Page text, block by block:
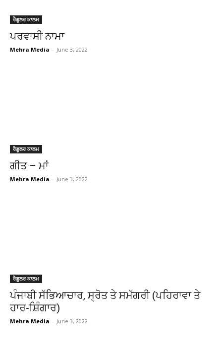
ਰੈਗੂਲਰ ਕਾਲਮ
ਪਰਵਾਸੀ ਨਾਮਾ
Mehra Media - June 3, 2022
ਰੈਗੂਲਰ ਕਾਲਮ
ਗੀਤ – ਮਾਂ
Mehra Media - June 3, 2022
ਰੈਗੂਲਰ ਕਾਲਮ
ਪੰਜਾਬੀ ਸੱਭਿਆਚਾਰ, ਸ੍ਰੋਤ ਤੇ ਸਮੱਗਰੀ (ਪਹਿਰਾਵਾ ਤੇ
ਹਾਰ-ਸ਼ਿੰਗਾਰ)
Mehra Media - June 3, 2022